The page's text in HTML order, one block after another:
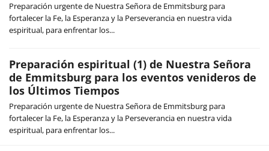
Preparación urgente de Nuestra Señora de Emmitsburg para
fortalecer la Fe, la Esperanza y la Perseverancia en nuestra vida
espiritual, para enfrentar los...
Preparación espiritual (1) de Nuestra Señora
de Emmitsburg para los eventos venideros de
los Últimos Tiempos
Preparación urgente de Nuestra Señora de Emmitsburg para
fortalecer la Fe, la Esperanza y la Perseverancia en nuestra vida
espiritual, para enfrentar los...